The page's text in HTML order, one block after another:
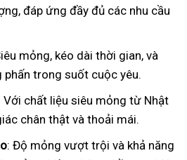
đáp ứng đầy đủ các nhu cầu
mỏng, kéo dài thời gian, và
trong suốt cuộc yêu.
Với chất liệu siêu mỏng từ Nhật
chân thật và thoải mái.
: Độ mỏng vượt trội và khả năng